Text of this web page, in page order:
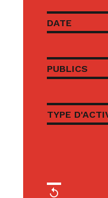
DATE
PUBLICS
TYPE